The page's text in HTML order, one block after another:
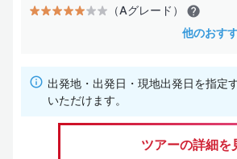
（Aグレード）
他のおす
出発地・出発日・現地出発日を指定
いただけます。
ツアーの詳細を